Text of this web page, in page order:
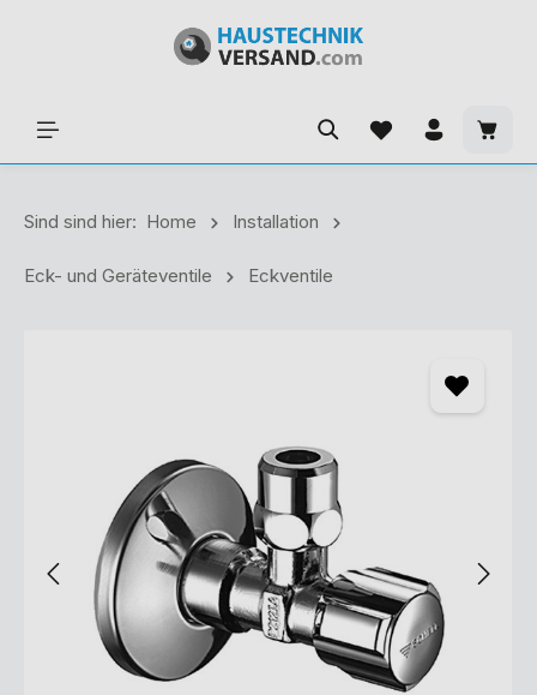
Sind sind hier: Home Installation
Eck- und Geräteventile Eckventile